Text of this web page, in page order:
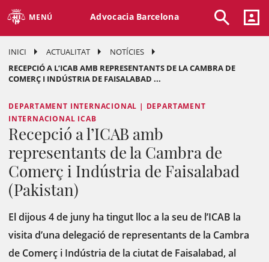
MENÚ Advocacia Barcelona
INICI ACTUALITAT
NOTÍCIES
RECEPCIÓ A L’ICAB AMB REPRESENTANTS DE LA CAMBRA DE
COMERÇ I INDÚSTRIA DE FAISALABAD ...
DEPARTAMENT INTERNACIONAL | DEPARTAMENT
INTERNACIONAL ICAB
Recepció a l’ICAB amb
representants de la Cambra de
Comerç i Indústria de Faisalabad
(Pakistan)
El dijous 4 de juny ha tingut lloc a la seu de l’ICAB la
visita d’una delegació de representants de la Cambra
de Comerç i Indústria de la ciutat de Faisalabad, al